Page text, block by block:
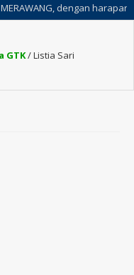
dengan harapan
GTK/Listia Sari